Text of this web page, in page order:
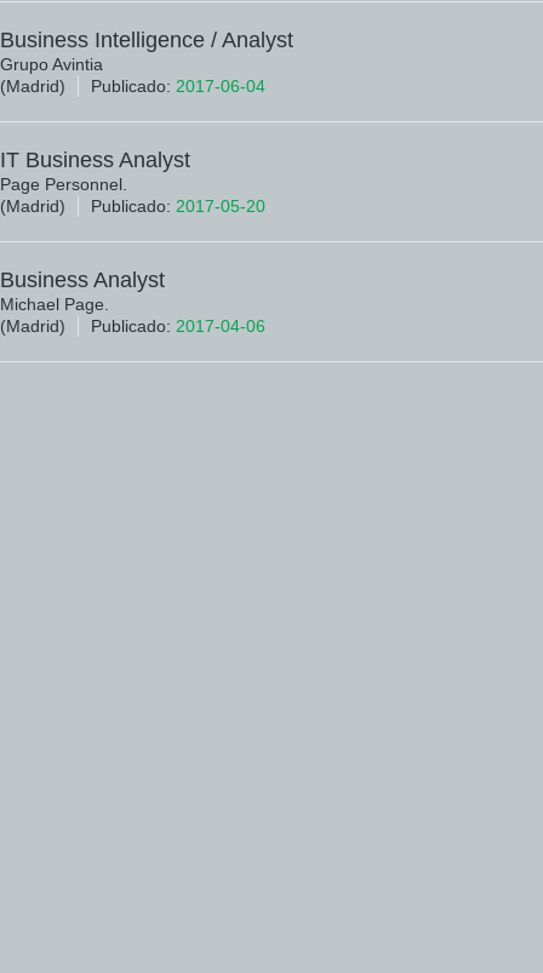
Business Intelligence / Analyst
Grupo Avintia
(Madrid)
Publicado: 2017-06-04
IT Business Analyst
Page Personnel.
(Madrid)
Publicado: 2017-05-20
Business Analyst
Michael Page.
(Madrid)
Publicado: 2017-04-06